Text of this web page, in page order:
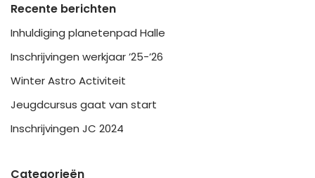
Recente berichten
Inhuldiging planetenpad Halle
Inschrijvingen werkjaar ’25-’26
Winter Astro Activiteit
Jeugdcursus gaat van start
Inschrijvingen JC 2024
Categorieën